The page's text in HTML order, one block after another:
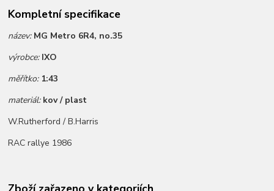
Kompletní specifikace
název: MG Metro 6R4, no.35
výrobce: IXO
měřítko: 1:43
materiál: kov / plast
W.Rutherford / B.Harris
RAC rallye 1986